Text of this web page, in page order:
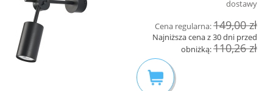
dostawy
Cena regularna:149,00 zł
Najniższa cena z 30 dni przed
obniżką:110,26 zł